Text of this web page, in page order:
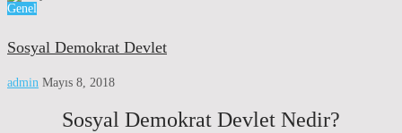
Genel
Sosyal Demokrat Devlet
admin Mayıs 8, 2018
Sosyal Demokrat Devlet Nedir?